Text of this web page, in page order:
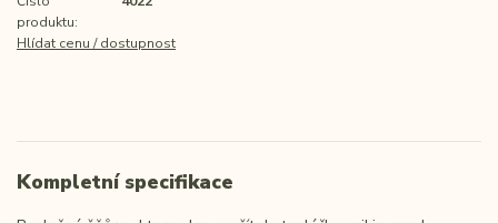
produktu:
Hlídat cenu / dostupnost
Kompletní specifikace